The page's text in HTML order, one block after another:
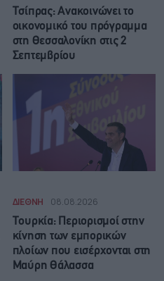
Τσίπρας: Ανακοινώνει το
οικονομικό του πρόγραμμα
στη Θεσσαλονίκη στις 2
Σεπτεμβρίου
ΔΙΕΘΝΗ 08.08.2026
Τουρκία: Περιορισμοί στην
κίνηση των εμπορικών
πλοίων που εισέρχονται στη
Μαύρη Θάλασσα